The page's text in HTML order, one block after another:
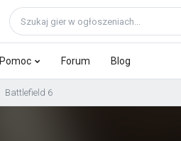
Pomoc Forum Blog
Battlefield 6